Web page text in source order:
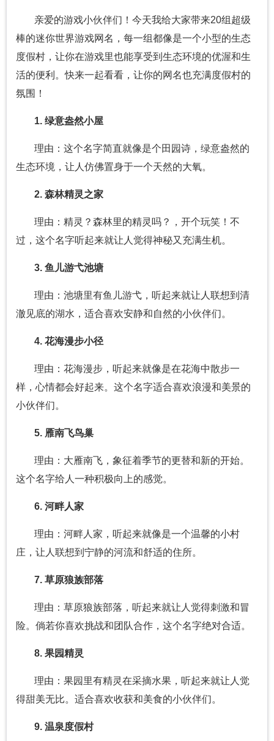
亲爱的游戏小伙伴们！今天我给大家带来20组超级
棒的迷你世界游戏网名，每一组都像是一个小型的生态
度假村，让你在游戏里也能享受到生态环境的优渥和生
活的便利。快来一起看看，让你的网名也充满度假村的
氛围！
1. 绿意盎然小屋
理由：这个名字简直就像是个田园诗，绿意盎然的
生态环境，让人仿佛置身于一个天然的大氧。
2. 森林精灵之家
理由：精灵？森林里的精灵吗？，开个玩笑！不
过，这个名字听起来就让人觉得神秘又充满生机。
3. 鱼儿游弋池塘
理由：池塘里有鱼儿游弋，听起来就让人联想到清
澈见底的湖水，适合喜欢安静和自然的小伙伴们。
4. 花海漫步小径
理由：花海漫步，听起来就像是在花海中散步一
样，心情都会好起来。这个名字适合喜欢浪漫和美景的
小伙伴们。
5. 雁南飞鸟巢
理由：大雁南飞，象征着季节的更替和新的开始。
这个名字给人一种积极向上的感觉。
6. 河畔人家
理由：河畔人家，听起来就像是一个温馨的小村
庄，让人联想到宁静的河流和舒适的住所。
7. 草原狼族部落
理由：草原狼族部落，听起来就让人觉得刺激和冒
险。倘若你喜欢挑战和团队合作，这个名字绝对合适。
8. 果园精灵
理由：果园里有精灵在采摘水果，听起来就让人觉
得甜美无比。适合喜欢收获和美食的小伙伴们。
9. 温泉度假村